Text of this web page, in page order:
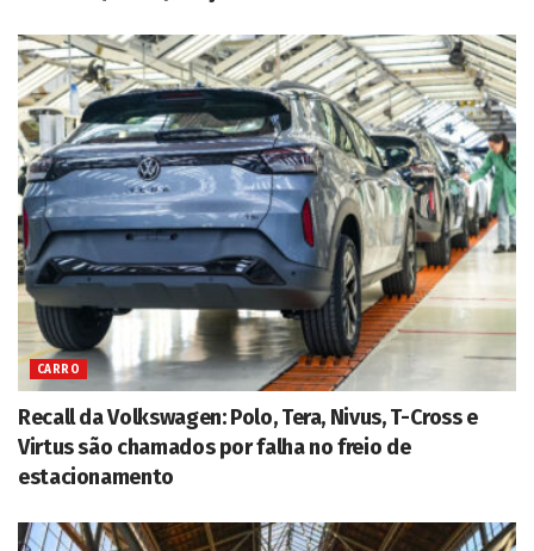
CARRO
Recall da Volkswagen: Polo, Tera, Nivus, T-Cross e
Virtus são chamados por falha no freio de
estacionamento